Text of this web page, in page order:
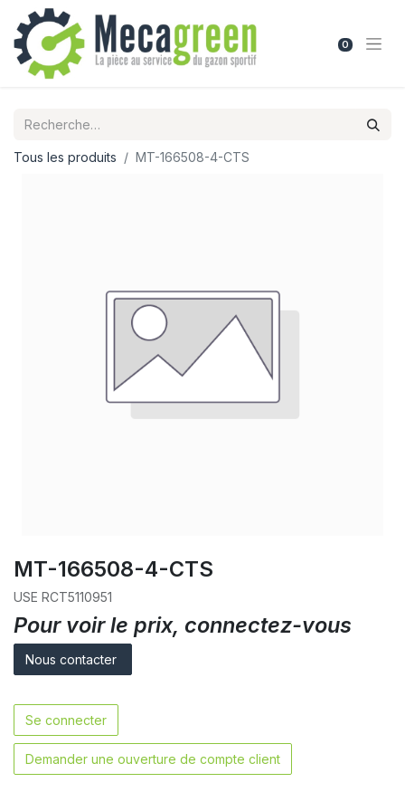
0
Tous les produits MT-166508-4-CTS
MT-166508-4-CTS
USE RCT5110951
Pour voir le prix, connectez-vous
Nous contacter
Se connecter
Demander une ouverture de compte client